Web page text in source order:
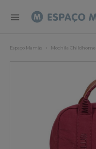
Espaço Mamãs Mochila